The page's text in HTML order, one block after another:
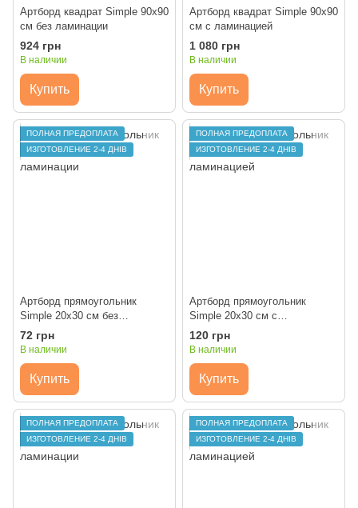
Артборд квадрат Simple 90х90
см без ламинации
924 грн
В наличии
Купить
Артборд квадрат Simple 90х90
см с ламинацией
1 080 грн
В наличии
Купить
ПОЛНАЯ ПРЕДОПЛАТА
ИЗГОТОВЛЕНИЕ 2-4 ДНІВ
Артборд прямоугольник
Simple 20х30 см без
ламинации
72 грн
В наличии
Купить
ПОЛНАЯ ПРЕДОПЛАТА
ИЗГОТОВЛЕНИЕ 2-4 ДНІВ
Артборд прямоугольник
Simple 20х30 см с
ламинацией
120 грн
В наличии
Купить
ПОЛНАЯ ПРЕДОПЛАТА
ИЗГОТОВЛЕНИЕ 2-4 ДНІВ
ПОЛНАЯ ПРЕДОПЛАТА
ИЗГОТОВЛЕНИЕ 2-4 ДНІВ